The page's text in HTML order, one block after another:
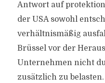
Antwort auf
der USA sowohl
verhältnismäßig
Brüssel vor der
Unternehmen nicht
zusätzlich zu